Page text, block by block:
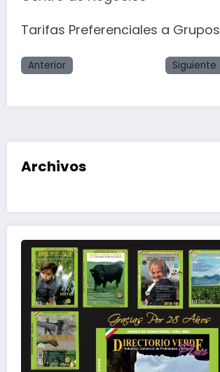
Tarifas Preferenciales a Grupos
Anterior Siguiente
Archivos